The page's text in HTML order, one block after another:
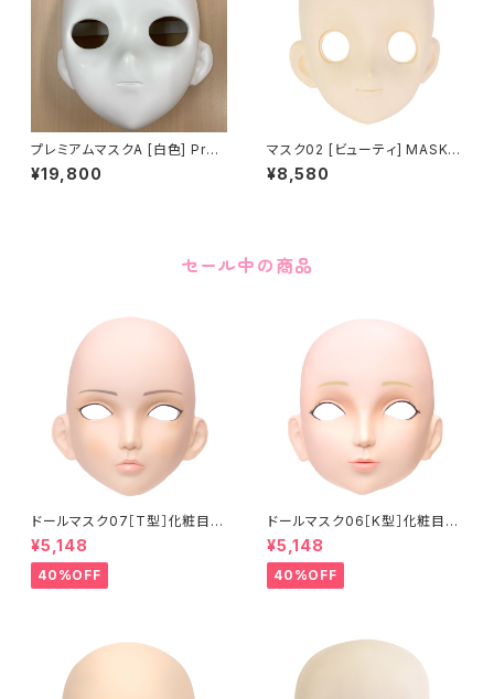
プレミアムマスクA [白色] Pre
mium MASK A [WHITE] FRP
製
¥19,800
マスク02 [ビューティ] MASK0
2 [BEAUTY]
¥8,580
セール中の商品
ドールマスク07［T型］化粧目穴
処理済 MASK07 [DOLL T] O
pening eye hole and make
up
¥5,148
40%OFF
ドールマスク06［K型］化粧目穴
処理 MASK06 [DOLL K] Op
ening eye hole and make
up
¥5,148
40%OFF